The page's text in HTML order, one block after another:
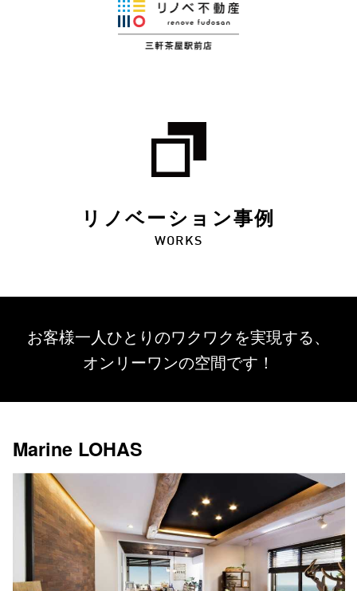
リノベーション事例
WORKS
お客様一人ひとりのワクワクを実現する、
オンリーワンの空間です！
Marine LOHAS